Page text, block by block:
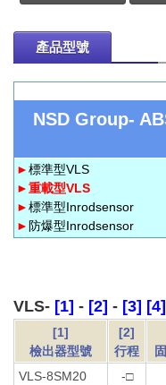
產品型號
NSD Group-
►標準型VLS
►重載型VLS
►標準型Inrodsensor
► 防爆型Inrodsensor
VLS- [1] - [2] - [3]
[1]
檢出器型號
[2]
行程
VLS-8SM20
-□